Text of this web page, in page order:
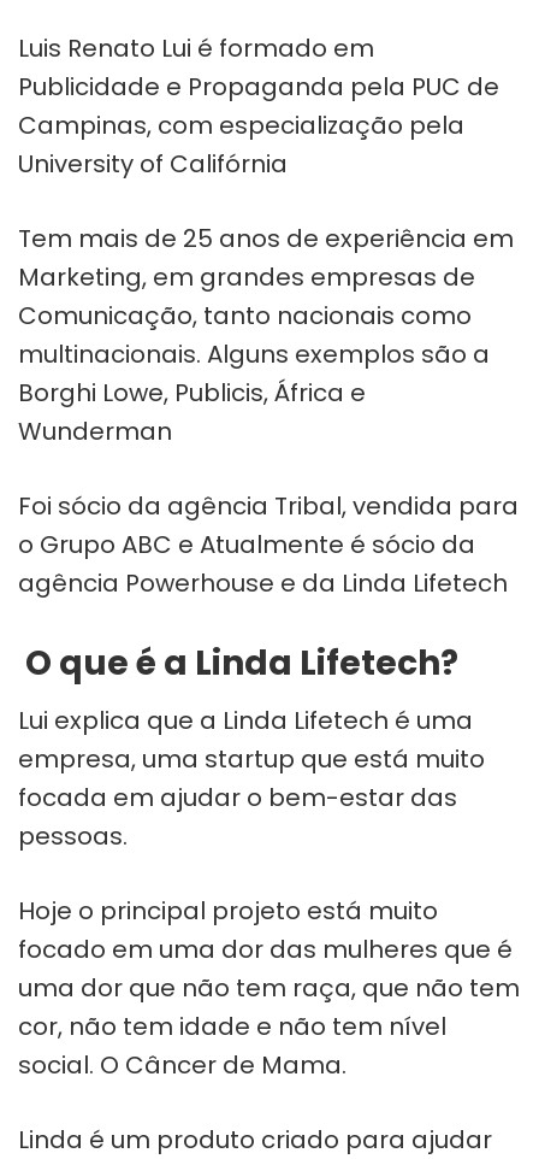
Luis Renato Lui é formado em
Publicidade e Propaganda pela PUC de
Campinas, com especialização pela
University of Califórnia
Tem mais de 25 anos de experiência em
Marketing, em grandes empresas de
Comunicação, tanto nacionais como
multinacionais. Alguns exemplos são a
Borghi Lowe, Publicis, África e
Wunderman
Foi sócio da agência Tribal, vendida para
o Grupo ABC e Atualmente é sócio da
agência Powerhouse e da Linda Lifetech
O que é a Linda Lifetech?
Lui explica que a Linda Lifetech é uma
empresa, uma startup que está muito
focada em ajudar o bem-estar das
pessoas.
Hoje o principal projeto está muito
focado em uma dor das mulheres que é
uma dor que não tem raça, que não tem
cor, não tem idade e não tem nível
social. O Câncer de Mama.
Linda é um produto criado para ajudar